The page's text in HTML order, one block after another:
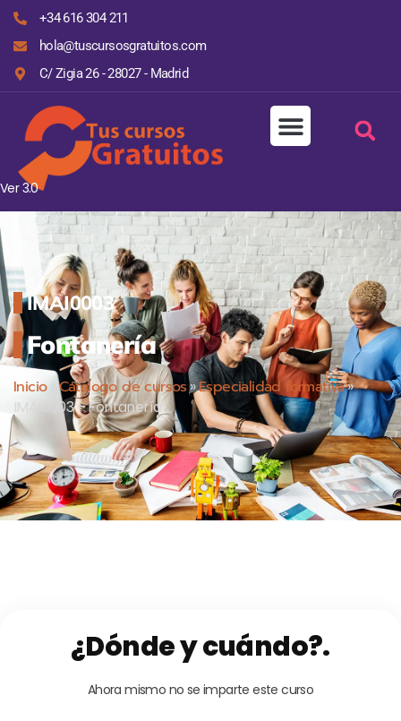
+34 616 304 211
hola@tuscursosgratuitos.com
C/ Zigia 26 - 28027 - Madrid
Ver 3.0
IMAI0003
Fontanería
Inicio»Cátalogo de cursos»Especialidad formativa»
IMAI0003 – Fontanería
¿Dónde y cuándo?.
Ahora mismo no se imparte este curso